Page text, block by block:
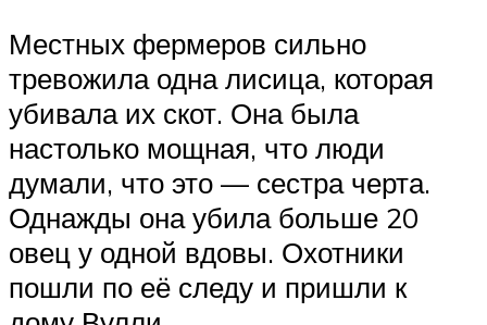
Местных фермеров сильно
тревожила одна лисица, которая
убивала их скот. Она была
настолько мощная, что люди
думали, что это — сестра черта.
Однажды она убила больше 20
овец у одной вдовы. Охотники
пошли по её следу и пришли к